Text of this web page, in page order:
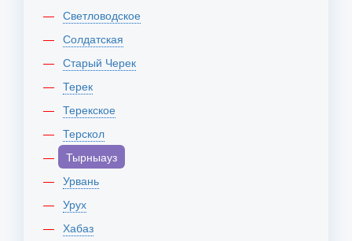
Светловодское
Солдатская
Старый Черек
Терек
Терекское
Терскол
Тырныауз
Урвань
Урух
Хабаз